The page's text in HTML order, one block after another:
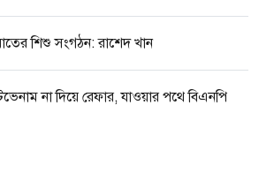
শিশু সংগঠন: রাশেদ খান
না দিয়ে রেফার, যাওয়ার পথে বিএনপি